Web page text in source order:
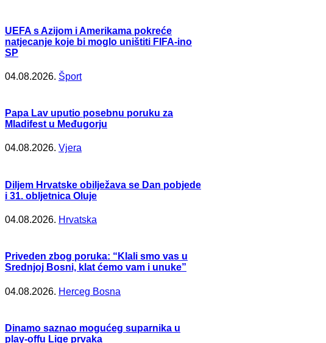
UEFA s Azijom i Amerikama pokreće
natjecanje koje bi moglo uništiti FIFA-ino
SP
04.08.2026. Šport
Papa Lav uputio posebnu poruku za
Mladifest u Međugorju
04.08.2026. Vjera
Diljem Hrvatske obilježava se Dan pobjede
i 31. obljetnica Oluje
04.08.2026. Hrvatska
Priveden zbog poruka: “Klali smo vas u
Srednjoj Bosni, klat ćemo vam i unuke”
04.08.2026. Herceg Bosna
Dinamo saznao mogućeg suparnika u
play-offu Lige prvaka